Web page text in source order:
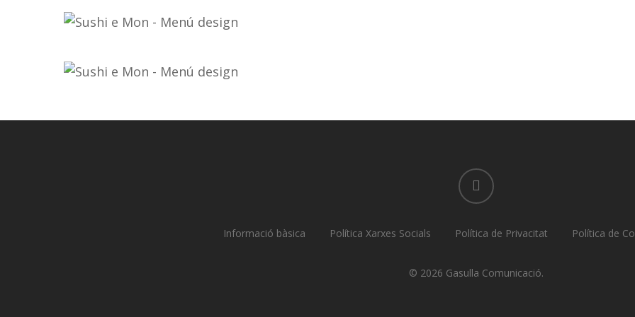
linkedin
Informació bàsica Política Xarxes Socials Política de Privacitat Política de
© 2026 Gasulla Comunicació.